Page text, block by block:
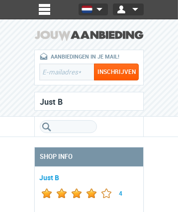
AANBIEDINGEN IN JE MAIL!
Just B
SHOP INFO
Just B
4